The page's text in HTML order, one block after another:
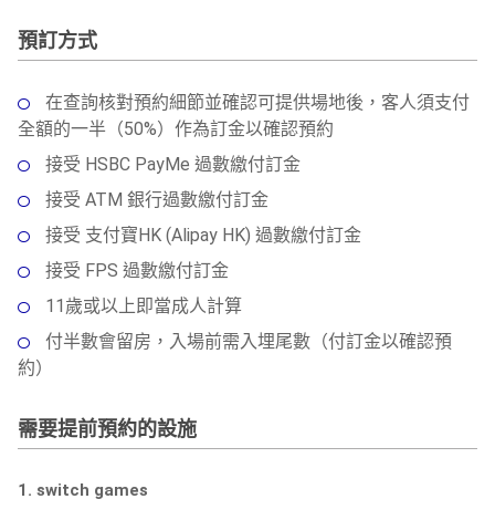
預訂方式
在查詢核對預約細節並確認可提供場地後，客人須支付
全額的一半（50%）作為訂金以確認預約
接受 HSBC PayMe 過數繳付訂金
接受 ATM 銀行過數繳付訂金
接受 支付寶HK (Alipay HK) 過數繳付訂金
接受 FPS 過數繳付訂金
11歲或以上即當成人計算
付半數會留房，入場前需入埋尾數（付訂金以確認預
約）
需要提前預約的設施
1. switch games